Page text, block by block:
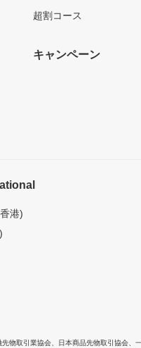
超割コース
キャンペーン
港)
先物取引業協会 日本商品先物取引協会